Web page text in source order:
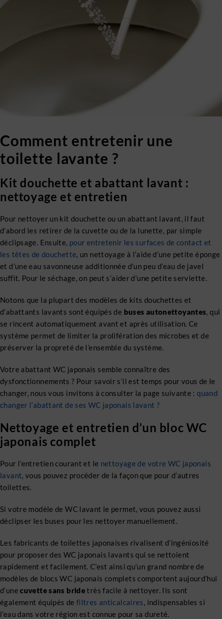
Comment entretenir une
toilette lavante ?
Kit douchette et abattant lavant :
nettoyage et entretien
Pour nettoyer un kit douchette ou un abattant lavant, il faut
d’abord les retirer de la cuvette ou de la lunette, par simple
déclipsage. Ensuite, pour entretenir les surfaces de contact et
les têtes de douchette, un nettoyage à l’aide d’une petite éponge
et d’une eau savonneuse additionnée d’un peu d’eau de javel
suffit. Pour le séchage, on peut s’aider d’une petite serviette.
Notons que la plupart des modèles de kits douchettes et
d’abattants lavants sont équipés de buses autonettoyantes, qui
se rincent automatiquement avant et après utilisation. Ce
système permet de limiter la prolifération des microbes et de
préserver la propreté de l’ensemble du système.
Votre abattant WC japonais semble connaître des
dysfonctionnements ? Pour savoir s’il est temps pour vous de le
changer, nous vous invitons à consulter la page suivante :quand
changer l’abattant de ses WC japonais lavant ?
Nettoyage et entretien d’un bloc WC
japonais complet
Pour l’entretien courant et le nettoyage de votre WC japonais
lavant, vous pouvez procéder de la façon que pour d’autres
toilettes.
Si votre modèle de WC lavant le permet, vous pouvez aussi
déclipser les buses pour les nettoyer manuellement.
Les fabricants de toilettes japonaises rivalisent d’ingéniosité
pour proposer des WC japonais lavants qui se nettoient
rapidement et facilement. C’est ainsi qu’un grand nombre de
modèles de blocs WC japonais complets comportent aujourd’hui
d’unecuvette sans bridetrès facile à nettoyer. Ils sont
également équipés de filtres anticalcaires, indispensables si
l’eau dans votre région est connue pour sa dureté.